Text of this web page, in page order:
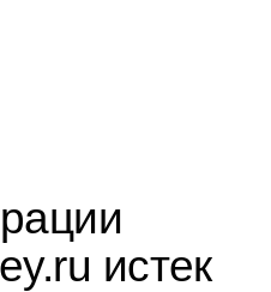
истек